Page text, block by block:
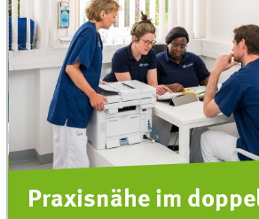
Praxisnähe im